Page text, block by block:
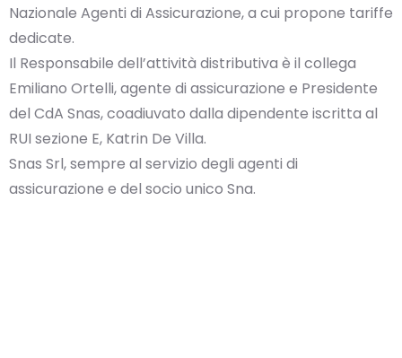
Nazionale Agenti di Assicurazione, a cui propone tariffe
dedicate.
Il Responsabile dell’attività distributiva è il collega
Emiliano Ortelli, agente di assicurazione e Presidente
del CdA Snas, coadiuvato dalla dipendente iscritta al
RUI sezione E, Katrin De Villa.
Snas Srl, sempre al servizio degli agenti di
assicurazione e del socio unico Sna.